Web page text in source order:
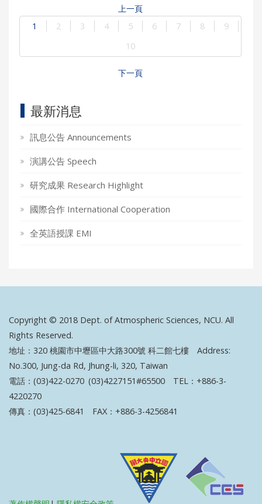
上一頁
1
2 3 4 5 6 7 8
9
10
下一頁
最新消息
訊息公告 Announcements
演講公告 Speech
研究成果 Research Highlight
國際合作 International Cooperation
全英語授課 EMI
Copyright © 2018 Dept. of Atmospheric Sciences, NCU. All
Rights Reserved.
地址：320 桃園市中壢區中大路300號 科二館七樓 Address:
No.300, Jung-da Rd, Jhung-li, 320, Taiwan
電話：(03)422-0270 (03)4227151#65500 TEL：+886-3-
4220270
傳真：(03)425-6841 FAX：+886-3-4256841